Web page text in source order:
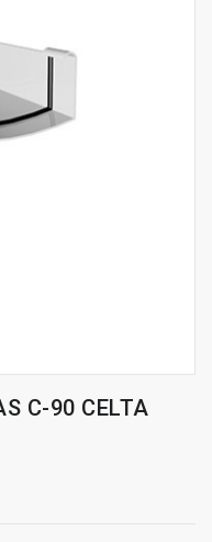
C-90 CELTA